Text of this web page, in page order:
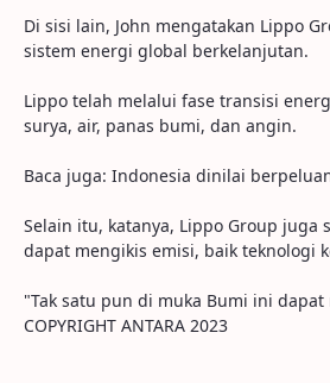
Di sisi lain, John mengatakan Lippo
sistem energi global berkelanjutan.
Lippo telah melalui fase transisi
surya, air, panas bumi, dan angin.
Baca juga: Indonesia dinilai
Selain itu, katanya, Lippo Group juga
dapat mengikis emisi, baik teknologi
"Tak satu pun di muka Bumi ini
COPYRIGHT ANTARA 2023